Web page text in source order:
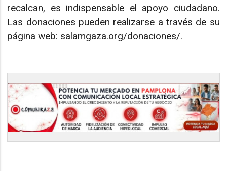
recalcan, es indispensable el apoyo ciudadano.
Las donaciones pueden realizarse a través de su
página web: salamgaza.org/donaciones/.